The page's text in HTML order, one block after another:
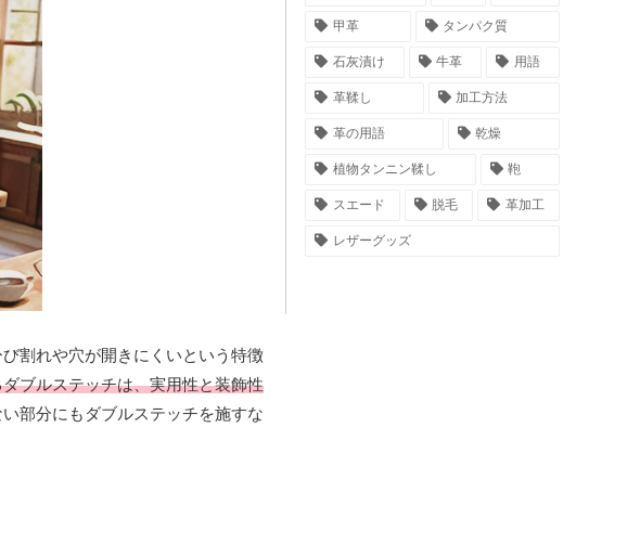
割れや穴が開きにくいという特徴
ブルステッチは、実用性と装飾性
部分にもダブルステッチを施すな
甲革 タンパク質
石灰漬け 牛革 用語
革鞣し 加工方法
革の用語 乾燥
植物タンニン鞣し 鞄
スエード 脱毛 革加工
レザーグッズ